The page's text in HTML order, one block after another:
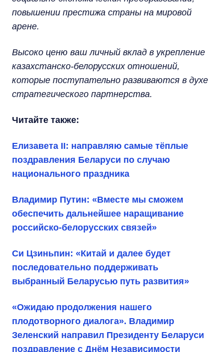
повышении престижа страны на мировой
арене.
Высоко ценю ваш личный вклад в укрепление
казахстанско-белорусских отношений,
которые поступательно развиваются в духе
стратегического партнерства.
Читайте также:
Елизавета II: направляю самые тёплые
поздравления Беларуси по случаю
национального праздника
Владимир Путин: «Вместе мы сможем
обеспечить дальнейшее наращивание
российско-белорусских связей»
Си Цзиньпин: «Китай и далее будет
последовательно поддерживать
выбранный Беларусью путь развития»
«Ожидаю продолжения нашего
плодотворного диалога». Владимир
Зеленский направил Президенту Беларуси
поздравление с Днём Независимости